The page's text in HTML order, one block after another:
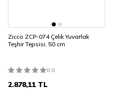
Zicco ZCP-074 Çelik Yuvarlak
Teşhir Tepsisi, 50 cm
0.0
2.878,11 TL